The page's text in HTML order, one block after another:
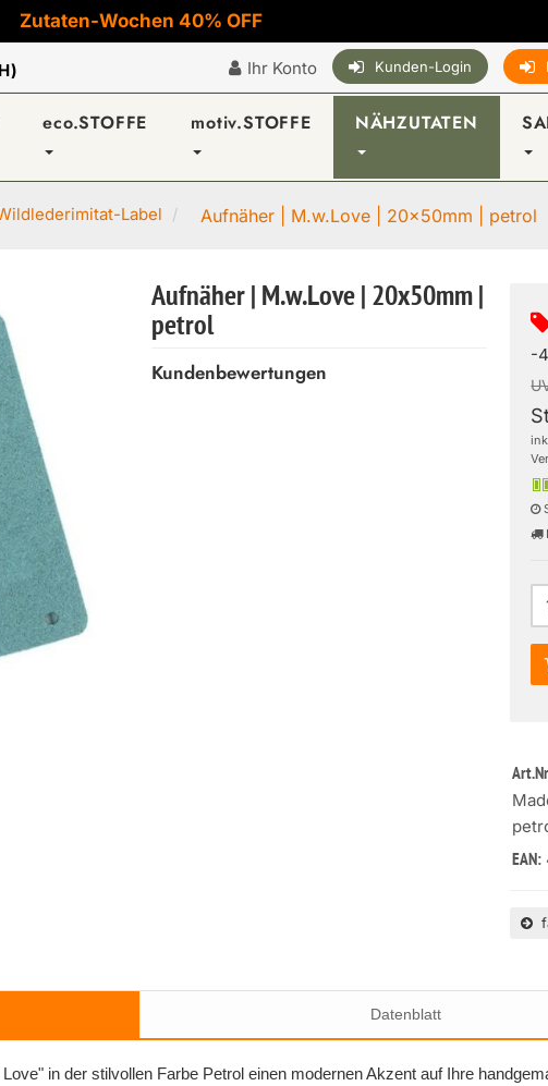
Zutaten-Wochen 40% OFF
Ihr Konto Kunden-Login
eco.STOFFE motiv.STOFFE NÄHZUTATEN
Label Aufnäher | M.w.Love | 20x50mm | petrol
Aufnäher | M.w.Love | 20x50mm |
petrol
Kundenbewertungen
-
EAN:
Datenblatt
in der stilvollen Farbe Petrol einen modernen Akzent auf Ihre